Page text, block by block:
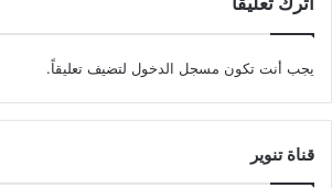
يجب أنت تكون مسجل الدخول لتضيف تعليقاً.
قناة تنوير